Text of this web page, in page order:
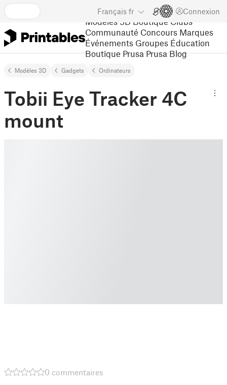
Français fr Connexion
Modèles 3D Boutique Clubs
Communauté Concours Marques
Événements Groupes Éducation
Boutique Prusa Prusa Blog
Modèles 3D Gadgets Ordinateurs
Tobii Eye Tracker 4C
mount
0 commentaires